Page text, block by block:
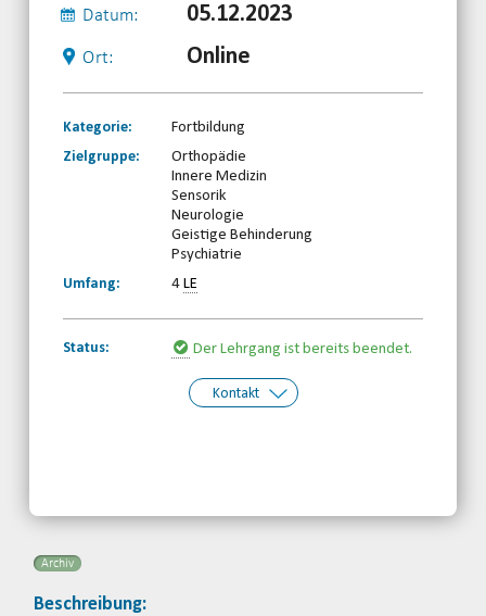
Datum: 05.12.2023
Ort: Online
Kategorie:
Fortbildung
Zielgruppe:
Orthopädie
Innere Medizin
Sensorik
Neurologie
Geistige Behinderung
Psychiatrie
Umfang:
4LE
Status: Der Lehrgang ist bereits beendet.
Kontakt
Archiv
Beschreibung: